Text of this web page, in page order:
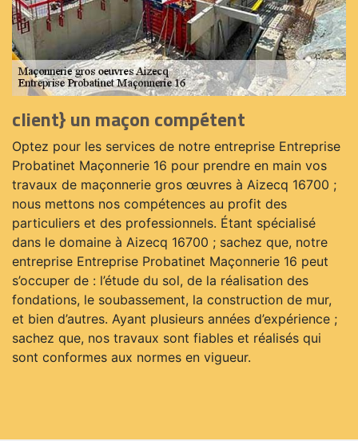
client} un maçon compétent
Optez pour les services de notre entreprise Entreprise
Probatinet Maçonnerie 16 pour prendre en main vos
travaux de maçonnerie gros œuvres à Aizecq 16700 ;
nous mettons nos compétences au profit des
particuliers et des professionnels. Étant spécialisé
dans le domaine à Aizecq 16700 ; sachez que, notre
entreprise Entreprise Probatinet Maçonnerie 16 peut
s’occuper de : l’étude du sol, de la réalisation des
fondations, le soubassement, la construction de mur,
et bien d’autres. Ayant plusieurs années d’expérience ;
sachez que, nos travaux sont fiables et réalisés qui
sont conformes aux normes en vigueur.